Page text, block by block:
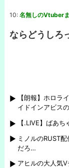
10: 名無しのVtuberま
ならどうしろ
【朗報】ホロラ
イドインアビス
【.LIVE】ばあ
ミノルのRUST
だろ…
アヒルの大人気